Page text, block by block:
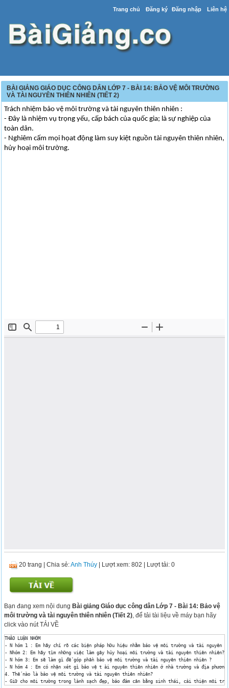
Trang chủ Đăng ký Đăng nhập Liên hệ
BÀI GIẢNG GIÁO DỤC CÔNG DÂN LỚP 7 - BÀI 14: BẢO VỆ MÔI TRƯỜNG
VÀ TÀI NGUYÊN THIÊN NHIÊN (TIẾT 2)
Trách nhiệm bảo vệ môi trường và tài nguyên thiên nhiên :
- Đây là nhiệm vụ trọng yếu, cấp bách của quốc gia; là sự nghiệp của
toàn dân.
- Nghiêm cấm mọi họat động làm suy kiệt nguồn tài nguyên thiên nhiên,
hủy hoại môi trường.
20 trang |Chia sẻ:Anh Thúy | Lượt xem: 802 | Lượt tải: 0
Bạn đang xem nội dungBài giảng Giáo dục công dân Lớp 7 - Bài 14: Bảo vệ
môi trường và tài nguyên thiên nhiên (Tiết 2) , để tải tài liệu về máy bạn hãy
click vào nút TẢI VỀ
THẢO LUẬN NHÓM
- N hóm 1 : Em hãy chỉ rõ các biện pháp hữu hiệu nhằm bảo vệ môi trường và tài nguyên
- Nhóm 2: Em hãy tìm những việc làm gây hủy hoại môi trường và tài nguyên thiên nhiên?
- N hóm 3: Em sẽ làm gì để góp phần bảo vệ môi trường và tài nguyên thiên nhiên ?
- N hóm 4 : Em có nhận xét gì bảo vệ t ài nguyên thiên nhiên ở nhà trường và địa phương
4. Thế nào là bảo vệ môi trường và tài nguyên thiên nhiên?
- Giữ cho môi trường trong lành sạch đẹp, bảo đảm cân bằng sinh thái, cải thiện môi